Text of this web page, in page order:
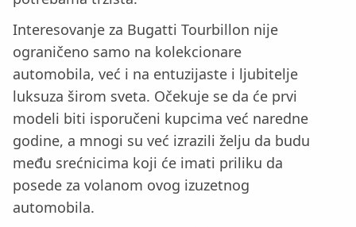
Interesovanje za Bugatti Tourbillon nije
ograničeno samo na kolekcionare
automobila, već i na entuzijaste i ljubitelje
luksuza širom sveta. Očekuje se da će prvi
modeli biti isporučeni kupcima već naredne
godine, a mnogi su već izrazili želju da budu
među srećnicima koji će imati priliku da
posede za volanom ovog izuzetnog
automobila.